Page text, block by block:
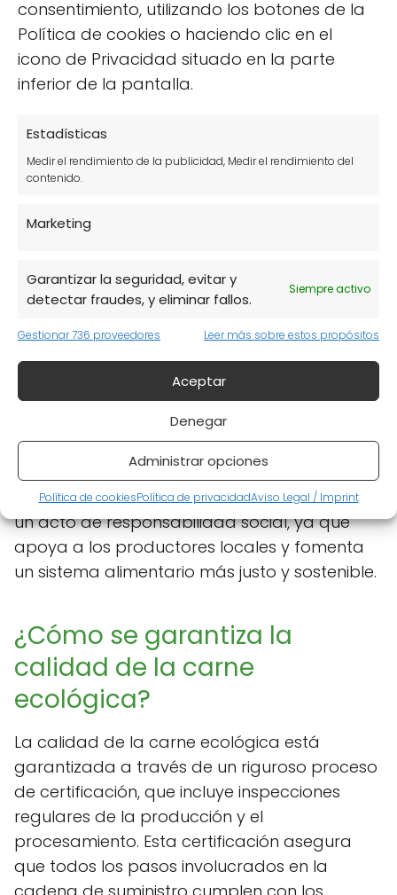
consentimiento, utilizando los botones de la
Política de cookies o haciendo clic en el
icono de Privacidad situado en la parte
inferior de la pantalla.
Estadísticas
Medir el rendimiento de la publicidad, Medir el rendimiento del
contenido.
Marketing
Garantizar la seguridad, evitar y
detectar fraudes, y eliminar fallos.
Siempre activo
Gestionar 736 proveedores Leer más sobre estos propósitos
Aceptar
Denegar
Administrar opciones
Política de cookiesPolítica de privacidadAviso Legal / Imprint
ingesta de nutrientes esenciales.
animales son criados en condiciones
Beneficios medioambientales:
Promueve prácticas agrícolas
sostenibles.
Finalmente, elegir carne ecológica también es
un acto de responsabilidad social, ya que
apoya a los productores locales y fomenta
un sistema alimentario más justo y sostenible.
¿Cómo se garantiza la
calidad de la carne
ecológica?
La calidad de la carne ecológica está
garantizada a través de un riguroso proceso
de certificación, que incluye inspecciones
regulares de la producción y el
procesamiento. Esta certificación asegura
que todos los pasos involucrados en la